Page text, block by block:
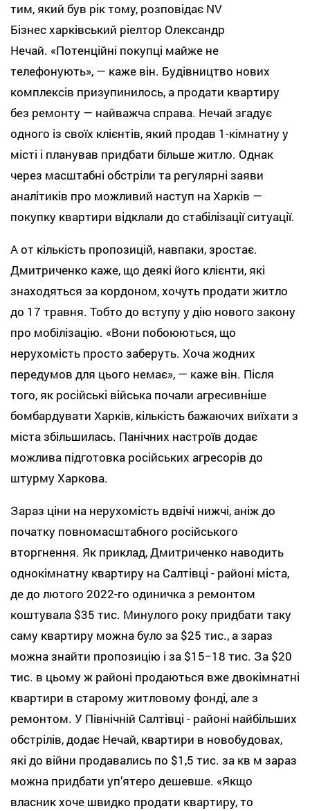
тим, який був рік тому, розповідає NV
Бізнес харківський ріелтор Олександр
Нечай. «Потенційні покупці майже не
телефонують», — каже він. Будівництво нових
комплексів призупинилось, а продати квартиру
без ремонту — найважча справа. Нечай згадує
одного із своїх клієнтів, який продав 1-кімнатну у
місті і планував придбати більше житло. Однак
через масштабні обстріли та регулярні заяви
аналітиків про можливий наступ на Харків —
покупку квартири відклали до стабілізації ситуації.
А от кількість пропозицій, навпаки, зростає.
Дмитриченко каже, що деякі його клієнти, які
знаходяться за кордоном, хочуть продати житло
до 17 травня. Тобто до вступу у дію нового закону
про мобілізацію. «Вони побоюються, що
нерухомість просто заберуть. Хоча жодних
передумов для цього немає», — каже він. Після
того, як російські війська почали агресивніше
бомбардувати Харків, кількість бажаючих виїхати з
міста збільшилась. Панічних настроїв додає
можлива підготовка російських агресорів до
штурму Харкова.
Зараз ціни на нерухомість вдвічі нижчі, аніж до
початку повномасштабного російського
вторгнення. Як приклад, Дмитриченко наводить
однокімнатну квартиру на Салтівці - районі міста,
де до лютого 2022-го одиничка з ремонтом
коштувала $35 тис. Минулого року придбати таку
саму квартиру можна було за $25 тис., а зараз
можна знайти пропозицію і за $15−18 тис. За $20
тис. в цьому ж районі продаються вже двокімнатні
квартири в старому житловому фонді, але з
ремонтом. У Північній Салтівці - районі найбільших
обстрілів, додає Нечай, квартири в новобудовах,
які до війни продавались по $1,5 тис. за кв м зараз
можна придбати уп’ятеро дешевше. «Якщо
власник хоче швидко продати квартиру, то